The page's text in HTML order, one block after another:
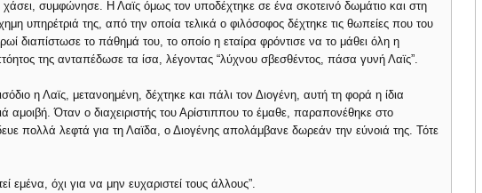
χάσει, συμφώνησε. Η Λαϊς όμως τον υποδέχτηκε σε ένα σκοτεινό δωμάτιο και στη
υπηρέτριά της, από την οποία τελικά ο φιλόσοφος δέχτηκε τις θωπείες που του
διαπίστωσε το πάθημά του, το οποίο η εταίρα φρόντισε να το μάθει όλη η
της ανταπέδωσε τα ίσα, λέγοντας “λύχνου σβεσθέντος, πάσα γυνή Λαϊς”.
η Λαϊς, μετανοημένη, δέχτηκε και πάλι τον Διογένη, αυτή τη φορά η ίδια
Όταν ο διαχειριστής του Αρίστιππου το έμαθε, παραπονέθηκε στο
πολλά λεφτά για τη Λαϊδα, ο Διογένης απολάμβανε δωρεάν την εύνοιά της. Τότε
εμένα, όχι για να μην ευχαριστεί τους άλλους”.